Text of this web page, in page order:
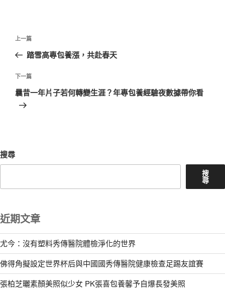
文
導
覽
上
一
文
章
上一篇
踏雪高專包養漲，共赴春天
下
一
下一篇
曩昔一年片子若何轉變生涯？年專包養經驗夜數據帶你看
搜尋
搜
尋
近期文章
尤今：沒有塑料秀傳醫院體檢淨化的世界
佛得角擬設定世界杯后與中國國秀傳醫院健康檢查足踢友誼賽
張柏芝曬素顏美照似少女 PK張喜包養馨予自爆長發美照